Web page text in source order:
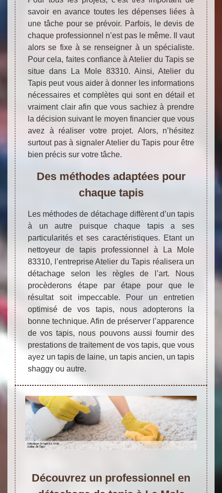
savoir en avance toutes les dépenses liées à
une tâche pour se prévoir. Parfois, le devis de
chaque professionnel n’est pas le même. Il vaut
alors se fixe à se renseigner à un spécialiste.
Pour cela, faites confiance à Atelier du Tapis se
situe dans La Mole 83310. Ainsi, Atelier du
Tapis peut vous aider à donner les informations
nécessaires et complètes qui sont en détail et
vraiment clair afin que vous sachiez à prendre
la décision suivant le moyen financier que vous
avez à réaliser votre projet. Alors, n’hésitez
surtout pas à signaler Atelier du Tapis pour être
bien précis sur votre tâche.
Des méthodes adaptées pour
chaque tapis
Les méthodes de détachage diffèrent d’un tapis
à un autre puisque chaque tapis a ses
particularités et ses caractéristiques. Etant un
nettoyeur de tapis professionnel à La Mole
83310, l’entreprise Atelier du Tapis réalisera un
détachage selon les règles de l’art. Nous
procèderons étape par étape pour que le
résultat soit impeccable. Pour un entretien
optimisé de vos tapis, nous adopterons la
bonne technique. Afin de préserver l’apparence
de vos tapis, nous pouvons aussi fournir des
prestations de traitement de vos tapis, que vous
ayez un tapis de laine, un tapis ancien, un tapis
shaggy ou autre.
Découvrez un professionnel en